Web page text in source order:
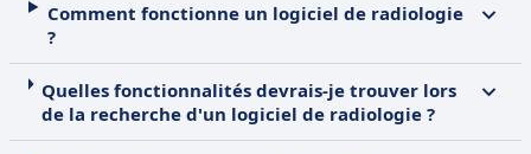
Comment fonctionne un logiciel de radiologie
?
Quelles fonctionnalités devrais-je trouver lors
de la recherche d'un logiciel de radiologie ?